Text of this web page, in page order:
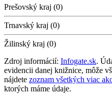
Prešovský kraj (0)
Trnavský kraj (0)
Žilinský kraj (0)
Zdroj informácií: Infogate.sk.
evidencii danej knižnice, môže
nájdete zoznam všetkých viac
ktorých máme údaje.